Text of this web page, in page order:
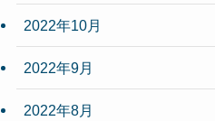
2022年10月
2022年9月
2022年8月